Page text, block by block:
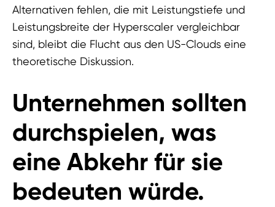
Alternativen fehlen, die mit Leistungstiefe und
Leistungsbreite der Hyperscaler vergleichbar
sind, bleibt die Flucht aus den US-Clouds eine
theoretische Diskussion.
Unternehmen sollten
durchspielen, was
eine Abkehr für sie
bedeuten würde.